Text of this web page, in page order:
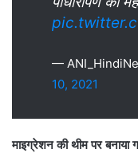
—
10, 2021
माइग्रेशन की थीम पर बनाया